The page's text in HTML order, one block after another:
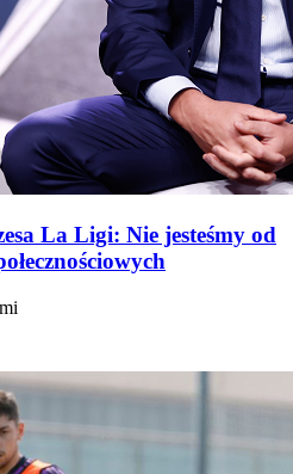
La Ligi: Nie jesteśmy od